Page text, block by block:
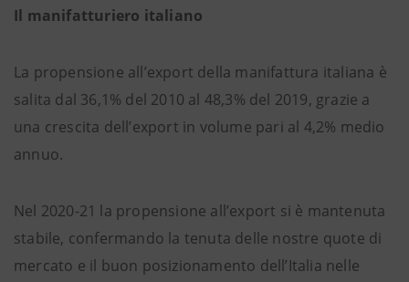
Il manifatturiero italiano
La propensione all’export della manifattura italiana è
salita dal 36,1% del 2010 al 48,3% del 2019, grazie a
una crescita dell’export in volume pari al 4,2% medio
annuo.
Nel 2020-21 la propensione all’export si è mantenuta
stabile, confermando la tenuta delle nostre quote di
mercato e il buon posizionamento dell’Italia nelle